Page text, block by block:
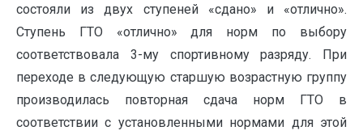
состояли из двух ступеней «сдано» и «отлично».
Ступень ГТО «отлично» для норм по выбору
соответствовала 3-му спортивному разряду. При
переходе в следующую старшую возрастную группу
производилась повторная сдача норм ГТО в
соответствии с установленными нормами для этой